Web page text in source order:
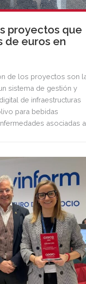
proyectos que
de euros en
de los proyectos son
sistema de gestión y
de infraestructuras
para bebidas
asociadas